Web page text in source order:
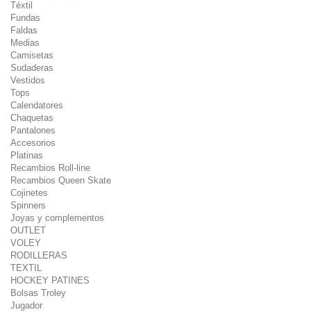
Téxtil
Fundas
Faldas
Medias
Camisetas
Sudaderas
Vestidos
Tops
Calendatores
Chaquetas
Pantalones
Accesorios
Platinas
Recambios Roll-line
Recambios Queen Skate
Cojinetes
Spinners
Joyas y complementos
OUTLET
VOLEY
RODILLERAS
TEXTIL
HOCKEY PATINES
Bolsas Troley
Jugador